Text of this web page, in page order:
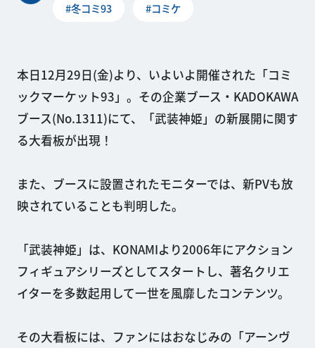
#冬コミ93 #コミケ
本日12月29日(金)より、いよいよ開催された「コミ
ックマーケット93」。その企業ブース・KADOKAWA
ブース(No.1311)にて、「武装神姫」の新展開に関す
る大看板が出現！
また、ブースに設置されたモニターでは、新PVも放
映されていることも判明した。
「武装神姫」は、KONAMIより2006年にアクション
フィギュアシリーズとしてスタートし、著名クリエ
イターを多数起用して一世を風靡したコンテンツ。
その大看板には、ファンにはおなじみの「アーンヴ